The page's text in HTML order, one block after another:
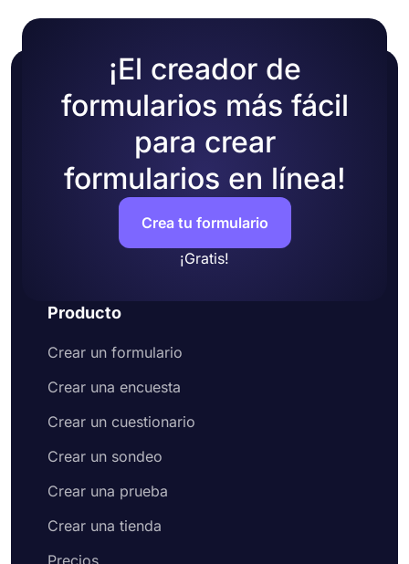
¡El creador de
formularios más fácil
para crear
formularios en línea!
Crea tu formulario
¡Gratis!
Producto
Crear un formulario
Crear una encuesta
Crear un cuestionario
Crear un sondeo
Crear una prueba
Crear una tienda
Precios